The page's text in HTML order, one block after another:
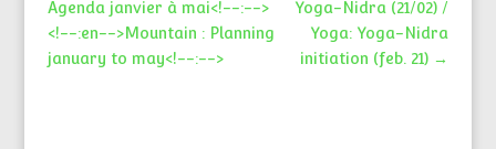
Agenda janvier à mai<!--:-->
<!--:en-->Mountain : Planning
january to may<!--:-->
Yoga-Nidra (21/02) /
Yoga: Yoga-Nidra
initiation (feb. 21) →